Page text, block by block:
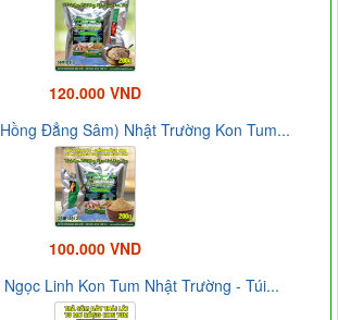
120.000 VND
Đẳng Sâm) Nhật Trường Kon Tum...
100.000 VND
Linh Kon Tum Nhật Trường - Túi...